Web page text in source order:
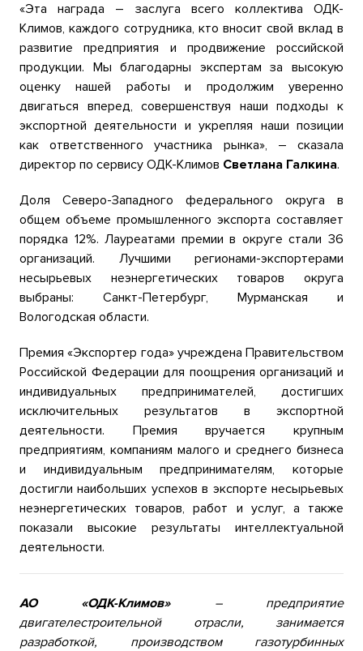
«Эта награда – заслуга всего коллектива ОДК-
Климов, каждого сотрудника, кто вносит свой вклад в
развитие предприятия и продвижение российской
продукции. Мы благодарны экспертам за высокую
оценку нашей работы и продолжим уверенно
двигаться вперед, совершенствуя наши подходы к
экспортной деятельности и укрепляя наши позиции
как ответственного участника рынка», – сказала
директор по сервису ОДК-Климов Светлана Галкина.
Доля Северо-Западного федерального округа в
общем объеме промышленного экспорта составляет
порядка 12%. Лауреатами премии в округе стали 36
организаций. Лучшими регионами-экспортерами
несырьевых неэнергетических товаров округа
выбраны: Санкт-Петербург, Мурманская и
Вологодская области.
Премия «Экспортер года» учреждена Правительством
Российской Федерации для поощрения организаций и
индивидуальных предпринимателей, достигших
исключительных результатов в экспортной
деятельности. Премия вручается крупным
предприятиям, компаниям малого и среднего бизнеса
и индивидуальным предпринимателям, которые
достигли наибольших успехов в экспорте несырьевых
неэнергетических товаров, работ и услуг, а также
показали высокие результаты интеллектуальной
деятельности.
АО «ОДК-Климов» – предприятие
двигателестроительной отрасли, занимается
разработкой, производством газотурбинных